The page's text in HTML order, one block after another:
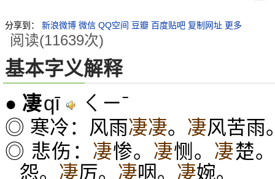
分享到： 新浪微博 微信 QQ空间 豆瓣 百度贴吧 复制网址 更多
阅读(11639次)
基本字义解释
● 凄qī ㄑㄧˉ
◎ 寒冷：风雨凄凄。 凄风苦雨
◎ 悲伤： 凄惨。 凄恻。 凄楚。
怨。 凄厉。 凄咽。 凄婉。